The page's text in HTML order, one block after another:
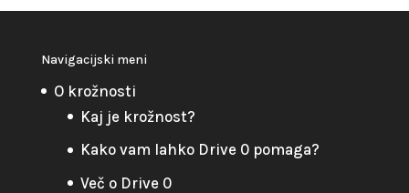
Navigacijski meni
O krožnosti
Kaj je krožnost?
Kako vam lahko Drive 0 pomaga?
Več o Drive 0